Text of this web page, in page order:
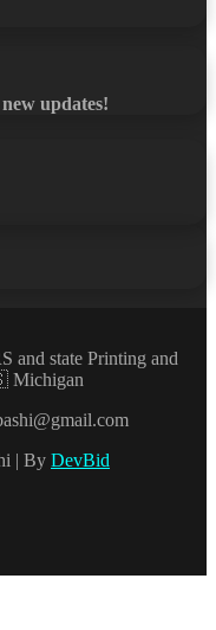
updates!
and state Printing and
Michigan
| By DevBid